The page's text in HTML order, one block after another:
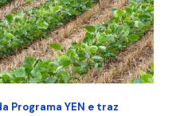
Programa YEN e traz